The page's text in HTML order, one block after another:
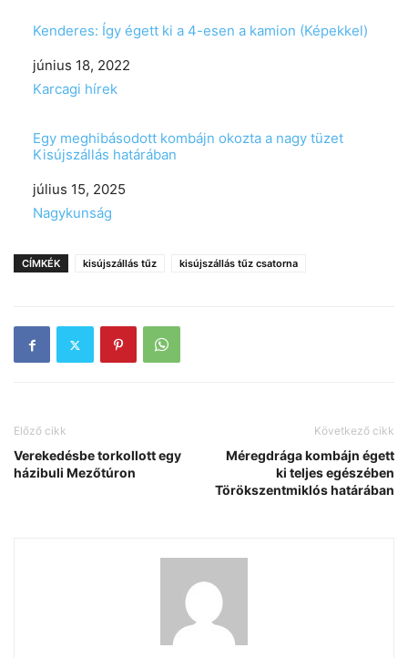
Kenderes: Így égett ki a 4-esen a kamion (Képekkel)
Date
június 18, 2022
In relation to
Karcagi hírek
Egy meghibásodott kombájn okozta a nagy tüzet
Kisújszállás határában
Date
július 15, 2025
In relation to
Nagykunság
CÍMKÉK kisújszállás tűz kisújszállás tűz csatorna
Előző cikk
Verekedésbe torkollott egy
házibuli Mezőtúron
Következő cikk
Méregdrága kombájn égett
ki teljes egészében
Törökszentmiklós határában